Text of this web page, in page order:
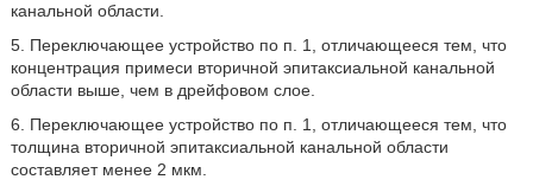
канальной области.
5. Переключающее устройство по п. 1, отличающееся тем, что
концентрация примеси вторичной эпитаксиальной канальной
области выше, чем в дрейфовом слое.
6. Переключающее устройство по п. 1, отличающееся тем, что
толщина вторичной эпитаксиальной канальной области
составляет менее 2 мкм.